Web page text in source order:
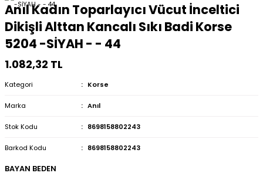
Anıl Kadın Toparlayıcı Vücut İnceltici
Dikişli Alttan Kancalı Sıkı Badi Korse
5204 -SİYAH - - 44
1.082,32 TL
Kategori Korse
Marka Anıl
Stok Kodu 8698158802243
Barkod Kodu 8698158802243
BAYAN BEDEN